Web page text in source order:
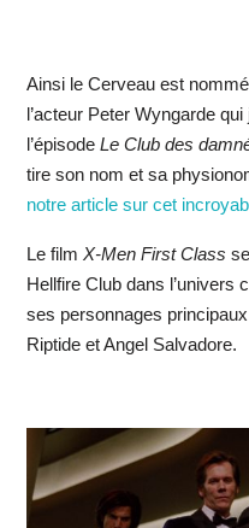
Ainsi le Cerveau est
l’acteur Peter Wyngarde
l’épisode Le Club des
tire son nom et sa
notre article sur cet
Le film X-Men First Class
Hellfire Club dans l’univers
ses personnages
Riptide et Angel Salvadore.